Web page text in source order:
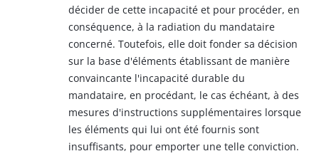
décider de cette incapacité et pour procéder, en
conséquence, à la radiation du mandataire
concerné. Toutefois, elle doit fonder sa décision
sur la base d'éléments établissant de manière
convaincante l'incapacité durable du
mandataire, en procédant, le cas échéant, à des
mesures d'instructions supplémentaires lorsque
les éléments qui lui ont été fournis sont
insuffisants, pour emporter une telle conviction.